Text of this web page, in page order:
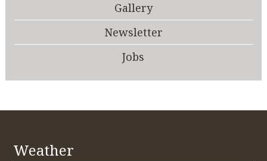
Gallery
Newsletter
Jobs
Weather